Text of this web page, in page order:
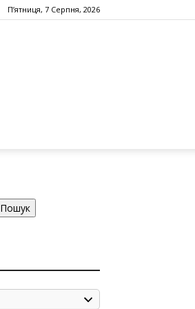
П’ятниця, 7 Серпня, 2026
Пошук